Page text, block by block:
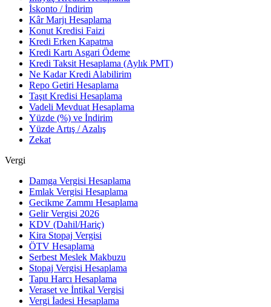
İskonto / İndirim
Kâr Marjı Hesaplama
Konut Kredisi Faizi
Kredi Erken Kapatma
Kredi Kartı Asgari Ödeme
Kredi Taksit Hesaplama (Aylık PMT)
Ne Kadar Kredi Alabilirim
Repo Getiri Hesaplama
Taşıt Kredisi Hesaplama
Vadeli Mevduat Hesaplama
Yüzde (%) ve İndirim
Yüzde Artış / Azalış
Zekat
Vergi
Damga Vergisi Hesaplama
Emlak Vergisi Hesaplama
Gecikme Zammı Hesaplama
Gelir Vergisi 2026
KDV (Dahil/Hariç)
Kira Stopaj Vergisi
ÖTV Hesaplama
Serbest Meslek Makbuzu
Stopaj Vergisi Hesaplama
Tapu Harcı Hesaplama
Veraset ve İntikal Vergisi
Vergi İadesi Hesaplama